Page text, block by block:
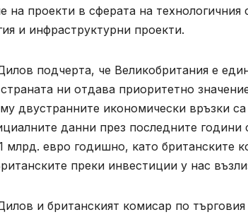
на проекти в сферата на
и инфраструктурни проекти.
подчерта, че Великобритания е
ни отдава приоритетно
двустранните икономически връзки
данни през последните
млрд. евро годишно, като британските
преки инвестиции у нас
и британският комисар по